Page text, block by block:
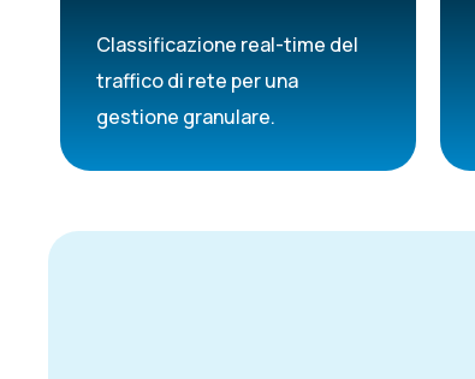
Classificazione real-time del
traffico di rete per una
gestione granulare.